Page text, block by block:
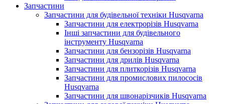
Запчастини
Запчастини для будівельної техніки Husqvarna
Запчастини для електрорізів Husqvarna
Інші запчастини для будівельного
інструменту Husqvarna
Запчастини для бензорізів Husqvarna
Запчастини для дрилів Husqvarna
Запчастини для плиткорізів Husqvarna
Запчастини для промислових пилососів
Husqvarna
Запчастини для швонарізчиків Husqvarna